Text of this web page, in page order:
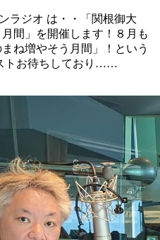
ラジオ は・・「関根御大
間」を開催します！８月も
ね増やそう月間」！という
トお待ちしており……